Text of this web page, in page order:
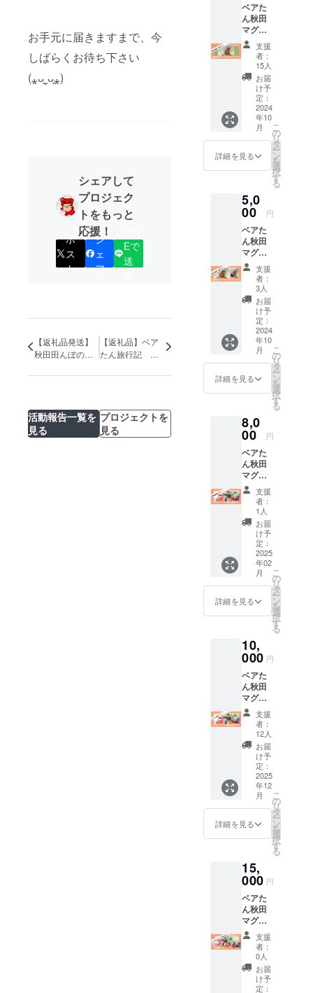
お手元に届きますまで、今
しばらくお待ち下さい
(⁎ᴗ͈ˬᴗ͈⁎)
シェアして
プロジェク
トをもっと
応援！
ポ
ス
ト
シ
ェ
ア
Eで
送
【返礼品発送】
秋田田んぼの
お知らせ
【返礼品】ベア
たん旅行記 秋
の旅 6巻 送付
活動報告一覧を
見る
プロジェクトを
見る
ベアた
ん秋田
マグ
カップ1
種類支援
者：
15人
お届
け予
定：
2024
年10
月
詳細を見る
こ
の
リ
タ
ー
ン
を
選
択
す
る
5,0
00 円
ベアた
ん秋田
マグ
カップ2
種類支援
者：
3人
お届
け予
定：
2024
年10
月
詳細を見る
こ
の
リ
タ
ー
ン
を
選
択
す
る
8,0
00 円
ベアた
ん秋田
マグ
カップ
+秋田の
旅漫画3
巻まで
漫画の
お届け
は1巻ず
つ、出
来上が
り次第
お届け
してま
グカッ
プのお
届けは
10月を
予定し
ていま
す。
支援
者：
1人
お届
け予
定：
2025
年02
月
詳細を見る
こ
の
リ
タ
ー
ン
を
選
択
す
る
10,
000 円
ベアた
ん秋田
マグ
カップ
+秋田の
旅漫画
全巻
セット
漫画の
お届け
は1巻ず
つ、出
来上が
り次第
お届け
す。 マ
グカッ
プのお
届けは
10月を
予定し
ていま
す。
支援
者：
12人
お届
け予
定：
2025
年12
月
詳細を見る
こ
の
リ
タ
ー
ン
を
選
択
す
る
15,
000 円
ベアた
ん秋田
マグ
カップ2
種類+缶
バッジ2
種類+秋
田の旅
漫画全
支援
者：
0人
お届
け予
定：